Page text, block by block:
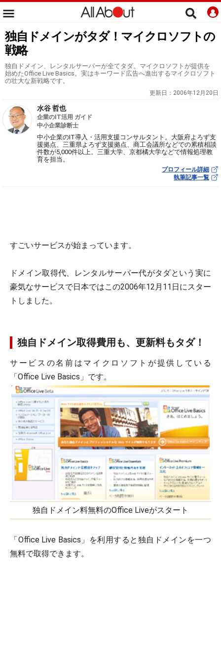
独自ドメインがタダ！マイクロソフトの
戦略
独自ドメイン、レンタルサーバーが全てタダ。マイクロソフトが提供を
始めたOffice Live Basics。実はキーワード広告へ進出するマイクロソフト
の壮大な新戦略です。
更新日： 2006年12月20日
水谷 哲也
企業のIT活用 ガイド
中小企業診断士
中小企業のIT導入・活用支援コンサルタント。大阪府よろず支
援拠点、三重県よろず支援拠点、商工会議所などでの累積相談
件数が5,000件以上。三重大学、京都橘大学などで情報処理教
育を担当。
プロフィール詳細
執筆記事一覧
すごいサービスが始まっています。
ドメイン取得代、レンタルサーバー代がタダという実に
豪気なサービスで日本ではこの2006年12月11日にスター
トしました。
独自ドメイン取得費用も、更新料もタダ！
サービスの名前はマイクロソフトが提供している
「Office Live Basics」です。
独自ドメイン料無料のOffice Liveがスタート
「Office Live Basics」を利用すると独自ドメインを一つ
無料で取得できます。